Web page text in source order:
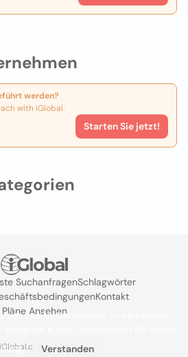
werden?
with iGlobal.
Starten Sie jetzt!
SuchanfragenSchlagwörter
Kontakt
Pläne Ansehen
iGlobal.co @ 2024
um das Nutzererlebnis zu verbessern
Verstanden